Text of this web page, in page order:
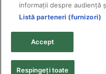
© 2011-2026 Solarex -
toate
Textele şi fotografiile
informații despre audiență
Listă parteneri (furnizori)
Accept
Respingeți toate